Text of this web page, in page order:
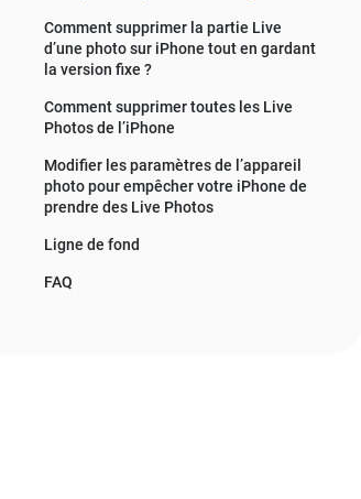
Comment supprimer la partie Live
d’une photo sur iPhone tout en gardant
la version fixe ?
Comment supprimer toutes les Live
Photos de l’iPhone
Modifier les paramètres de l’appareil
photo pour empêcher votre iPhone de
prendre des Live Photos
Ligne de fond
FAQ